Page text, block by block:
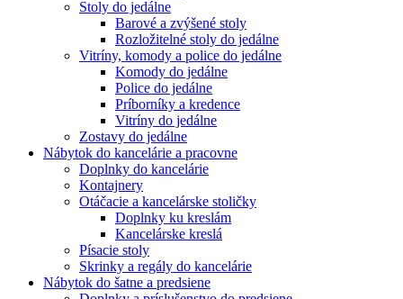
Stoly do jedálne
Barové a zvýšené stoly
Rozložitelné stoly do jedálne
Vitríny, komody a police do jedálne
Komody do jedálne
Police do jedálne
Príborníky a kredence
Vitríny do jedálne
Zostavy do jedálne
Nábytok do kancelárie a pracovne
Doplnky do kancelárie
Kontajnery
Otáčacie a kancelárske stoličky
Doplnky ku kreslám
Kancelárske kreslá
Písacie stoly
Skrinky a regály do kancelárie
Nábytok do šatne a predsiene